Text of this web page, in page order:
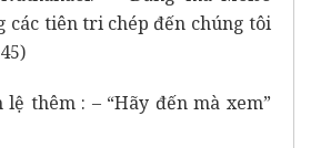
các tiên tri chép đến chúng tôi
thêm : – “Hãy đến mà xem”